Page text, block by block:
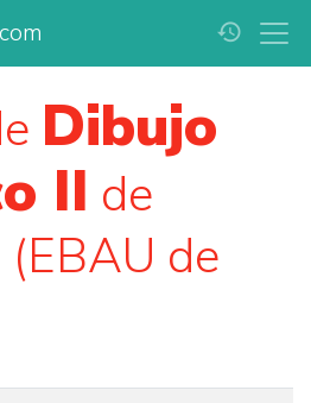
history
Dibujo
II de
de